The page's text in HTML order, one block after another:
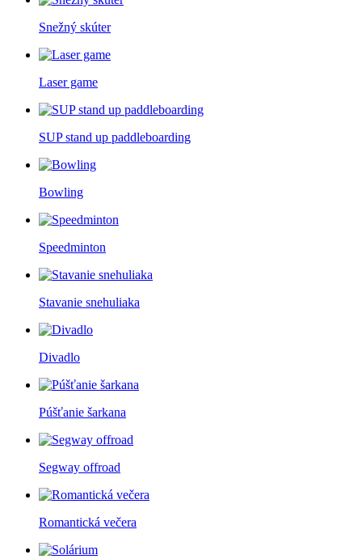
Snežný skúter
Laser game
SUP stand up paddleboarding
Bowling
Speedminton
Stavanie snehuliaka
Divadlo
Púšťanie šarkana
Segway offroad
Romantická večera